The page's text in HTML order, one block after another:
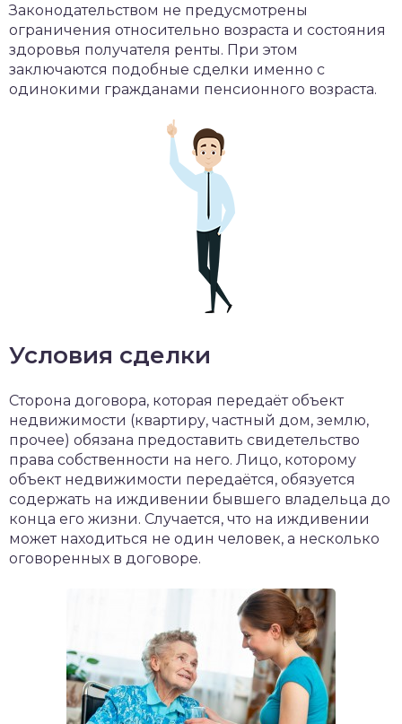
Законодательством не предусмотрены
ограничения относительно возраста и состояния
здоровья получателя ренты. При этом
заключаются подобные сделки именно с
одинокими гражданами пенсионного возраста.
Условия сделки
Сторона договора, которая передаёт объект
недвижимости (квартиру, частный дом, землю,
прочее) обязана предоставить свидетельство
права собственности на него. Лицо, которому
объект недвижимости передаётся, обязуется
содержать на иждивении бывшего владельца до
конца его жизни. Случается, что на иждивении
может находиться не один человек, а несколько
оговоренных в договоре.